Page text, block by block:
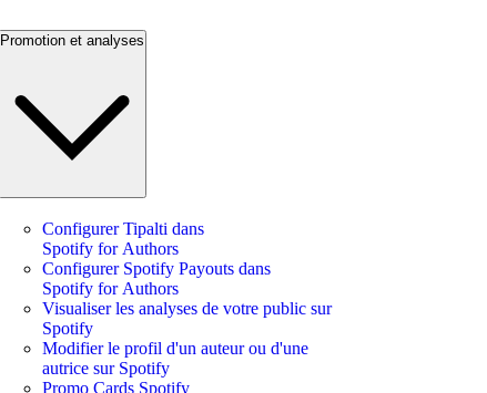
Promotion et analyses
Configurer Tipalti dans
Spotify for Authors
Configurer Spotify Payouts dans
Spotify for Authors
Visualiser les analyses de votre public sur
Spotify
Modifier le profil d'un auteur ou d'une
autrice sur Spotify
Promo Cards Spotify